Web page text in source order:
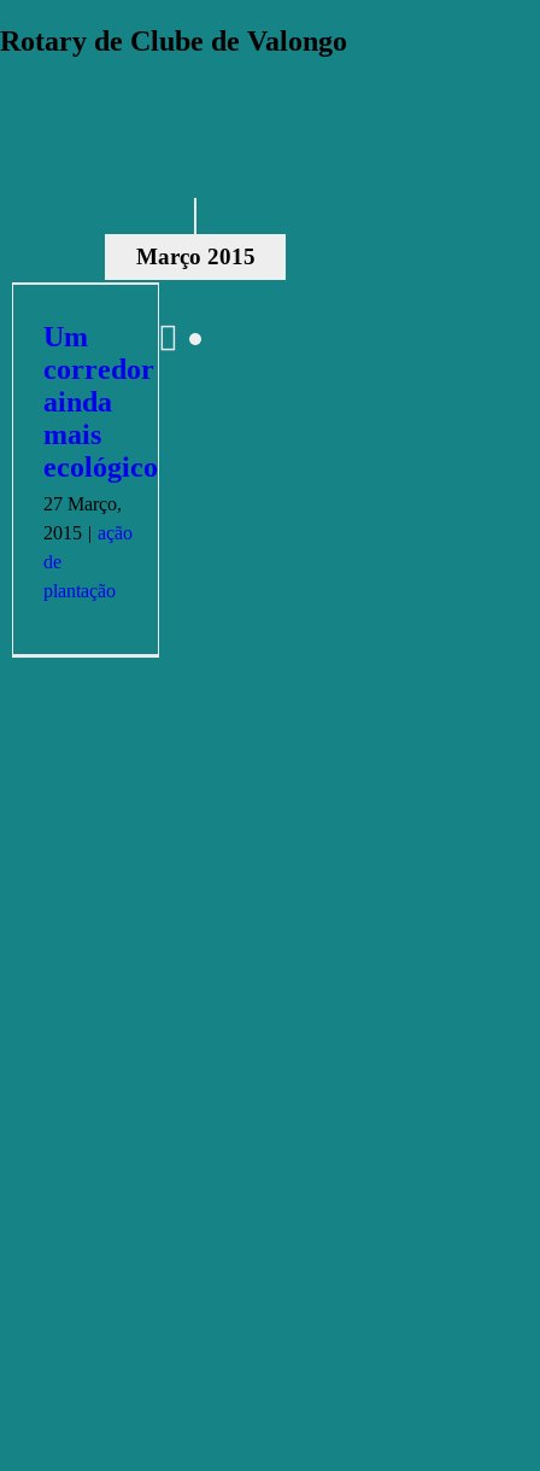
Rotary de Clube de Valongo
Março 2015
Um
corredor
ainda
mais
ecológico
27 Março,
2015 | ação
de
plantação